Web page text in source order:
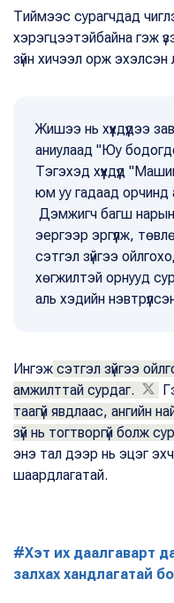
Тиймээс сурагчдад
хэрэгцээтэйбайна гэж
зүйн хичээл орж эхэлсэн
Жишээ нь хүүхдүүдээ
аниулаад "Юу
Тэгэхэд хүүхдүүд
юм уу гадаад орчинд
Дэмжигч багш нарын
эергээр эргүүлж,
сэтгэл зүйгээ
хөгжилтэй орнууд
аль хэдийн
Ингэж сэтгэл зүйгээ
амжилттай сурдаг.
таагүй явдлаас, ангийн
зүй нь тогтворгүй болж
энэ тал дээр нь эцэг
шаардлагатай.
#Хэт их даалгаварт
залхах хандлагатай